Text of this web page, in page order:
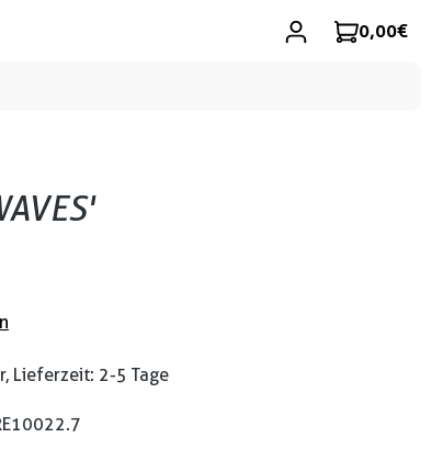
0,00 €
Lieferzeit: 2-5 Tage